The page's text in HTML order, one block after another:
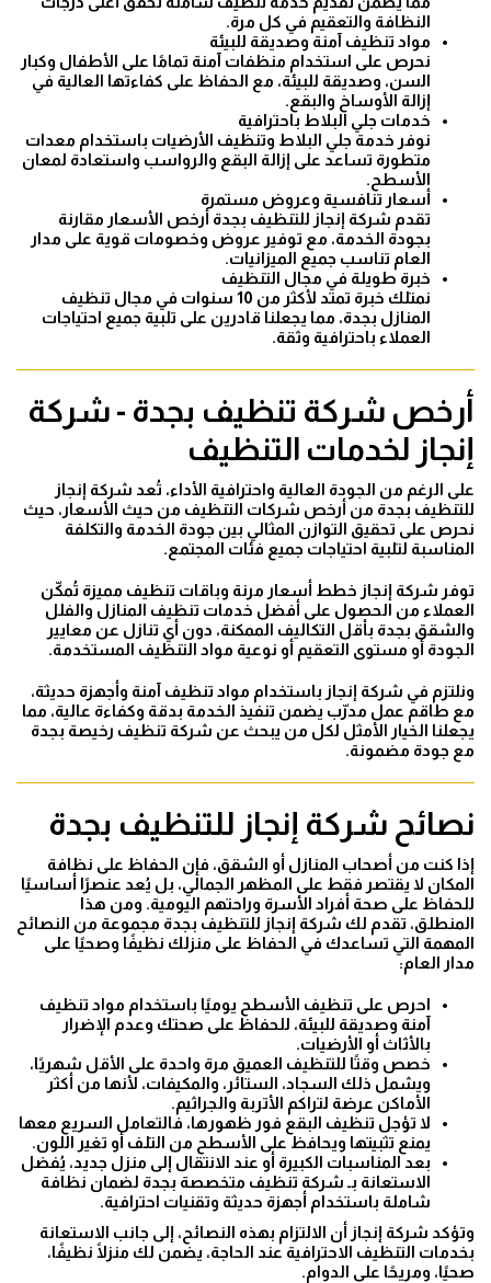
النظافة والتعقيم في كل مرة.
مواد تنظيف آمنة وصديقة للبيئة
نحرص على استخدام منظفات آمنة تمامًا على الأطفال وكبار
السن، وصديقة للبيئة، مع الحفاظ على كفاءتها العالية في
إزالة الأوساخ والبقع.
خدمات جلي البلاط باحترافية
نوفر خدمة جلي البلاط وتنظيف الأرضيات باستخدام معدات
متطورة تساعد على إزالة البقع والرواسب واستعادة لمعان
الأسطح.
أسعار تنافسية وعروض مستمرة
تقدم شركة إنجاز للتنظيف بجدة أرخص الأسعار مقارنة
بجودة الخدمة، مع توفير عروض وخصومات قوية على مدار
العام تناسب جميع الميزانيات.
خبرة طويلة في مجال التنظيف
نمتلك خبرة تمتد لأكثر من 10 سنوات في مجال تنظيف
المنازل بجدة، مما يجعلنا قادرين على تلبية جميع احتياجات
العملاء باحترافية وثقة.
أرخص شركة تنظيف بجدة - شركة
إنجاز لخدمات التنظيف
على الرغم من الجودة العالية واحترافية الأداء، تُعد شركة إنجاز
للتنظيف بجدة من أرخص شركات التنظيف من حيث الأسعار، حيث
نحرص على تحقيق التوازن المثالي بين جودة الخدمة والتكلفة
المناسبة لتلبية احتياجات جميع فئات المجتمع.
توفر شركة إنجاز خطط أسعار مرنة وباقات تنظيف مميزة تُمكّن
العملاء من الحصول على أفضل خدمات تنظيف المنازل والفلل
والشقق بجدة بأقل التكاليف الممكنة، دون أي تنازل عن معايير
الجودة أو مستوى التعقيم أو نوعية مواد التنظيف المستخدمة.
ونلتزم في شركة إنجاز باستخدام مواد تنظيف آمنة وأجهزة حديثة،
مع طاقم عمل مدرّب يضمن تنفيذ الخدمة بدقة وكفاءة عالية، مما
يجعلنا الخيار الأمثل لكل من يبحث عن شركة تنظيف رخيصة بجدة
مع جودة مضمونة.
نصائح شركة إنجاز للتنظيف بجدة
إذا كنت من أصحاب المنازل أو الشقق، فإن الحفاظ على نظافة
المكان لا يقتصر فقط على المظهر الجمالي، بل يُعد عنصرًا أساسيًا
للحفاظ على صحة أفراد الأسرة وراحتهم اليومية. ومن هذا
المنطلق، تقدم لك شركة إنجاز للتنظيف بجدة مجموعة من النصائح
المهمة التي تساعدك في الحفاظ على منزلك نظيفًا وصحيًا على
مدار العام:
احرص على تنظيف الأسطح يوميًا باستخدام مواد تنظيف
آمنة وصديقة للبيئة، للحفاظ على صحتك وعدم الإضرار
بالأثاث أو الأرضيات.
خصص وقتًا للتنظيف العميق مرة واحدة على الأقل شهريًا،
ويشمل ذلك السجاد، الستائر، والمكيفات، لأنها من أكثر
الأماكن عرضة لتراكم الأتربة والجراثيم.
لا تؤجل تنظيف البقع فور ظهورها، فالتعامل السريع معها
يمنع تثبيتها ويحافظ على الأسطح من التلف أو تغير اللون.
بعد المناسبات الكبيرة أو عند الانتقال إلى منزل جديد، يُفضل
الاستعانة بـ شركة تنظيف متخصصة بجدة لضمان نظافة
شاملة باستخدام أجهزة حديثة وتقنيات احترافية.
وتؤكد شركة إنجاز أن الالتزام بهذه النصائح، إلى جانب الاستعانة
بخدمات التنظيف الاحترافية عند الحاجة، يضمن لك منزلًا نظيفًا،
صحيًا، ومريحًا على الدوام.